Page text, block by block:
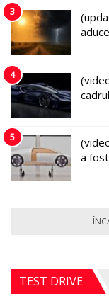
3
4
5
a
TEST DRIVE